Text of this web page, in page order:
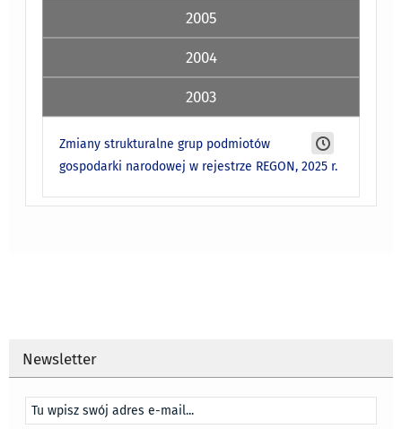
2005
2004
2003
Zmiany strukturalne grup podmiotów
gospodarki narodowej w rejestrze REGON, 2025 r.
Newsletter